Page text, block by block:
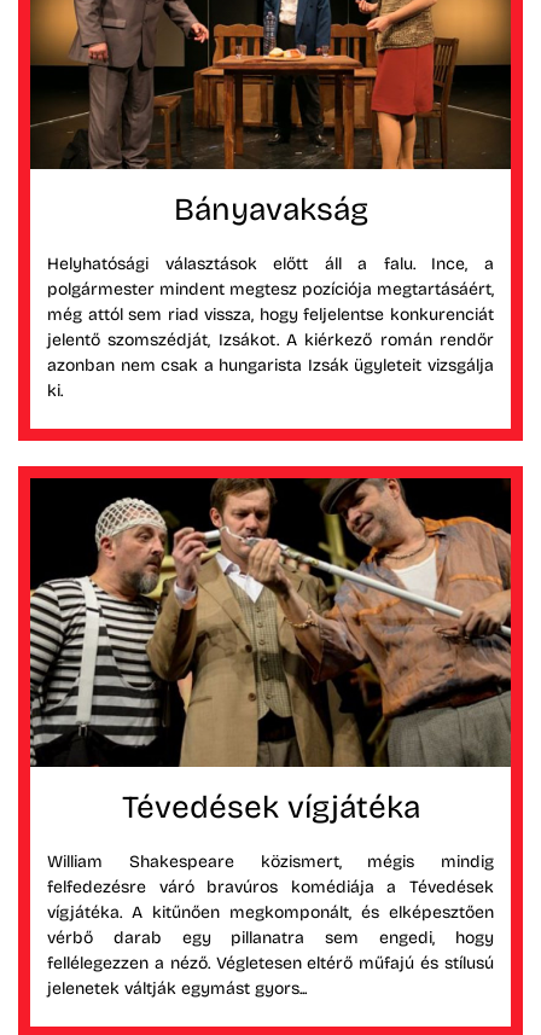
Bányavakság
Helyhatósági választások előtt áll a falu. Ince, a
polgármester mindent megtesz pozíciója megtartásáért,
még attól sem riad vissza, hogy feljelentse konkurenciát
jelentő szomszédját, Izsákot. A kiérkező román rendőr
azonban nem csak a hungarista Izsák ügyleteit vizsgálja
ki.
Tévedések vígjátéka
William Shakespeare közismert, mégis mindig
felfedezésre váró bravúros komédiája a Tévedések
vígjátéka. A kitűnően megkomponált, és elképesztően
vérbő darab egy pillanatra sem engedi, hogy
fellélegezzen a néző. Végletesen eltérő műfajú és stílusú
jelenetek váltják egymást gyors...